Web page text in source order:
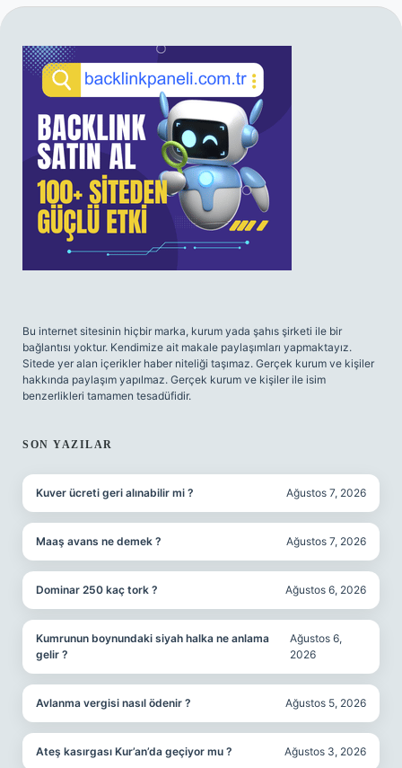
SIDEBAR
Bu internet sitesinin hiçbir marka, kurum yada şahıs şirketi ile bir
bağlantısı yoktur. Kendimize ait makale paylaşımları yapmaktayız.
Sitede yer alan içerikler haber niteliği taşımaz. Gerçek kurum ve kişiler
hakkında paylaşım yapılmaz. Gerçek kurum ve kişiler ile isim
benzerlikleri tamamen tesadüfidir.
SON YAZILAR
Kuver ücreti geri alınabilir mi ? Ağustos 7, 2026
Maaş avans ne demek ? Ağustos 7, 2026
Dominar 250 kaç tork ? Ağustos 6, 2026
Kumrunun boynundaki siyah halka ne anlama
gelir ?
Ağustos 6,
2026
Avlanma vergisi nasıl ödenir ? Ağustos 5, 2026
Ateş kasırgası Kur’an’da geçiyor mu ? Ağustos 3, 2026